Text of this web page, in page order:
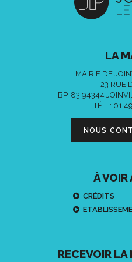
LA
MAIRIE DE
23 RUE
BP. 83 94344
TÉL. : 01
NOUS
À VOIR
CRÉDITS
RECEVOIR